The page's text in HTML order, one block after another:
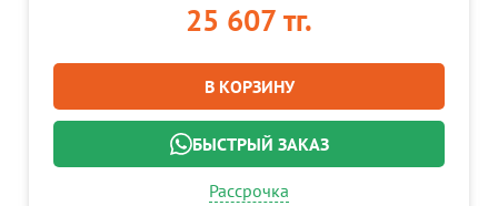
25 607 тг.
В КОРЗИНУ
БЫСТРЫЙ ЗАКАЗ
Рассрочка